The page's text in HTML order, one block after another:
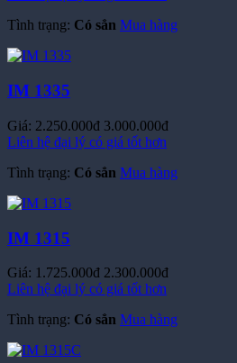
Tình trạng: Có sẳn Mua hàng
IM 1335
Giá: 2.250.000đ 3.000.000đ
Liên hệ đại lý có giá tốt hơn
Tình trạng: Có sẳn Mua hàng
IM 1315
Giá: 1.725.000đ 2.300.000đ
Liên hệ đại lý có giá tốt hơn
Tình trạng: Có sẳn Mua hàng